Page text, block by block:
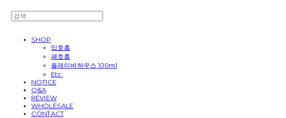
SHOP
입호흡
폐호흡
플레이버하우스 100ml
Etc.
NOTICE
Q&A
REVIEW
WHOLESALE
CONTACT